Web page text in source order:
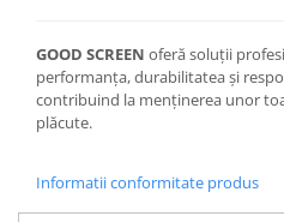
GOOD SCREEN oferă soluții
performanța, durabilitatea și
contribuind la menținerea unor
plăcute.
Informatii conformitate produs